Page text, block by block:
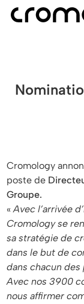
Skip
Cromology
poste de
Groupe.
«Avec l’arrivée
Cromology se
sa stratégie de
dans le but de
dans chacun des
Avec nos 3900
nous affirmer